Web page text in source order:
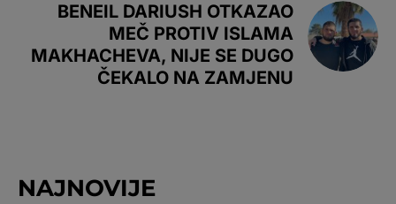
BENEIL DARIUSH OTKAZAO
MEČ PROTIV ISLAMA
MAKHACHEVA, NIJE SE DUGO
ČEKALO NA ZAMJENU
NAJNOVIJE